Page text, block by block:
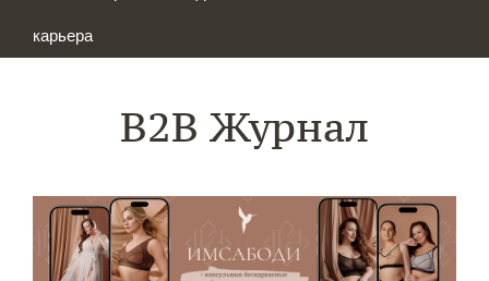
карьера
B2B Журнал